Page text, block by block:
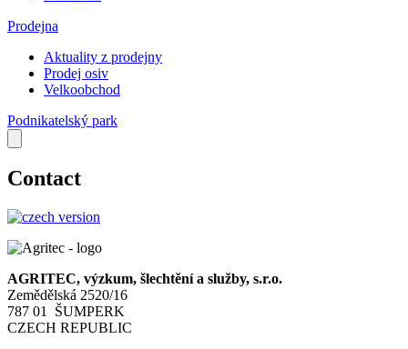
Prodejna
Aktuality z prodejny
Prodej osiv
Velkoobchod
Podnikatelský park
Contact
AGRITEC, výzkum, šlechtění a služby, s.r.o.
Zemědělská 2520/16
787 01 ŠUMPERK
CZECH REPUBLIC